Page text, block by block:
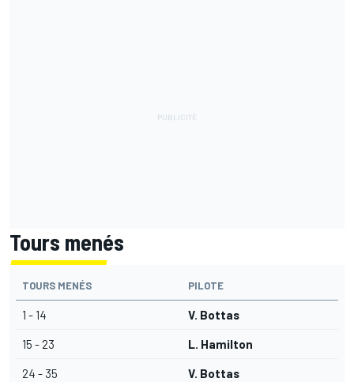
Tours menés
TOURS MENÉS PILOTE
1 - 14 V. Bottas
15 - 23 L. Hamilton
24 - 35 V. Bottas